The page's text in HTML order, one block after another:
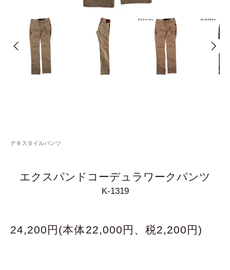
テキスタイルパンツ
エクスパンドコーデュラワークパンツ
K-1319
24,200円(本体22,000円、税2,200円)